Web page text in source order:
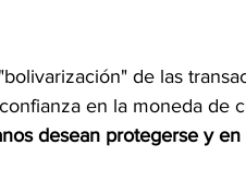
de las
en la moneda de
desean protegerse y